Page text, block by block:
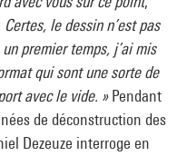
Certes, le dessin n’est pas
premier temps, j’ai mis
qui sont une sorte de
avec le vide. »Pendant
de déconstruction des
Dezeuze interroge en